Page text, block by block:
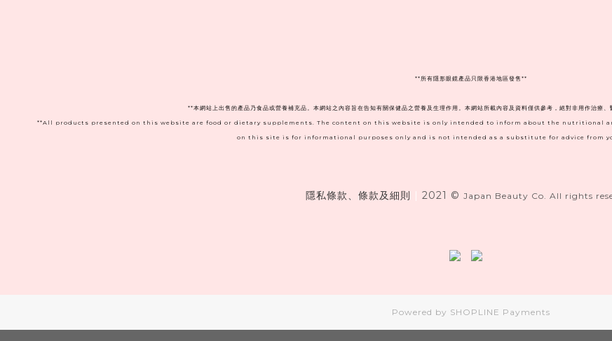
** 所有隱形眼鏡產品只限香港地區發售**
**本網站上出售的產品乃食品或營養補充品。本網站之內容旨在告知有關保健品之營養及生理作用。本網站所載內容及資料僅供參考，絕對非用作治療
**All products presented on this website are food or dietary supplements. The content on this website is only intended to inform about the nutritional
on this site is for informational purposes only and is not intended as a substitute for advice from
隱私條款、條款及細則 2021 © Japan Beauty Co. All rights
Powered by SHOPLINE Payments